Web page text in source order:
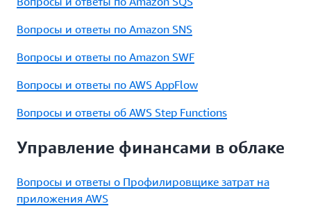
Вопросы и ответы по Amazon SNS
Вопросы и ответы по Amazon SWF
Вопросы и ответы по AWS AppFlow
Вопросы и ответы об AWS Step Functions
Управление финансами в облаке
Вопросы и ответы о Профилировщике затрат на
приложения AWS